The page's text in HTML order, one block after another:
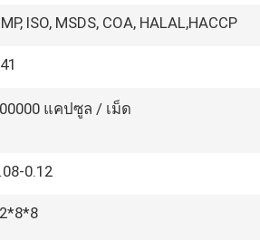
ISO, MSDS, COA, HALAL,HACCP
แคปซูล / เม็ด
0.12